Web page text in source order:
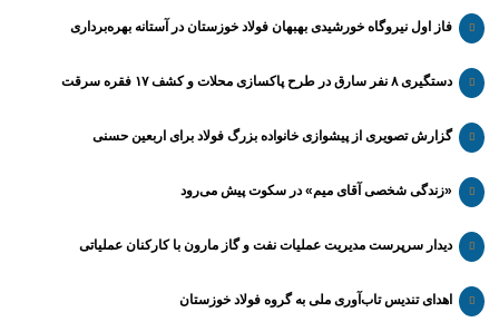
فاز اول نیروگاه خورشیدی بهبهان فولاد خوزستان در آستانه بهره‌برداری
دستگیری ۸ نفر سارق در طرح پاکسازی محلات و کشف ۱۷ فقره سرقت
گزارش تصویری از پیشوازی خانواده بزرگ فولاد برای اربعین حسنی
«زندگی شخصی آقای میم» در سکوت پیش می‌رود
دیدار سرپرست مدیریت عملیات نفت و گاز مارون با کارکنان عملیاتی
اهدای تندیس تاب‌آوری ملی به گروه فولاد خوزستان